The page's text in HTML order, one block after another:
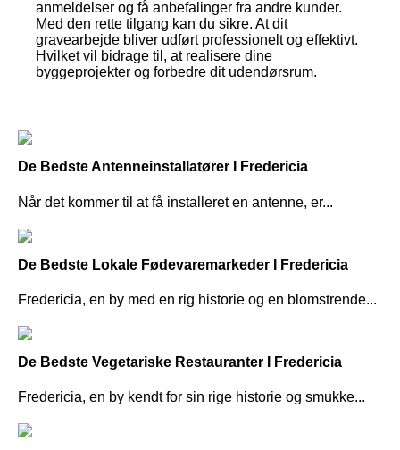
anmeldelser og få anbefalinger fra andre kunder.
Med den rette tilgang kan du sikre. At dit
gravearbejde bliver udført professionelt og effektivt.
Hvilket vil bidrage til, at realisere dine
byggeprojekter og forbedre dit udendørsrum.
De Bedste Antenneinstallatører I Fredericia
Når det kommer til at få installeret en antenne, er...
De Bedste Lokale Fødevaremarkeder I Fredericia
Fredericia, en by med en rig historie og en blomstrende...
De Bedste Vegetariske Restauranter I Fredericia
Fredericia, en by kendt for sin rige historie og smukke...